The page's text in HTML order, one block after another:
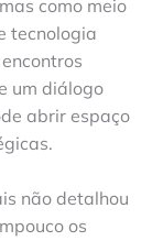
como meio
tecnologia
um diálogo
abrir espaço
não detalhou
os